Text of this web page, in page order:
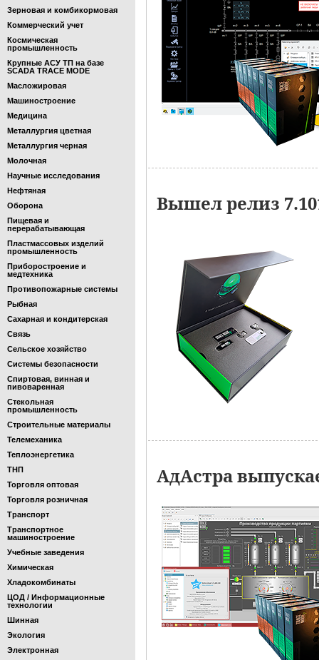
Зерновая и комбикормовая
Коммерческий учет
Космическая
промышленность
Крупные АСУ ТП на базе
SCADA TRACE MODE
Масложировая
Машиностроение
Медицина
Металлургия цветная
Металлургия черная
Молочная
Научные исследования
Нефтяная
Оборона
Пищевая и
перерабатывающая
Пластмассовых изделий
промышленность
Приборостроение и
медтехника
Противопожарные системы
Рыбная
Сахарная и кондитерская
Связь
Сельское хозяйство
Системы безопасности
Спиртовая, винная и
пивоваренная
Стекольная
промышленность
Строительные материалы
Телемеханика
Теплоэнергетика
ТНП
Торговля оптовая
Торговля розничная
Транспорт
Транспортное
машиностроение
Учебные заведения
Химическая
Хладокомбинаты
ЦОД / Информационные
технологии
Шинная
Экология
Электронная
Вышел релиз
АдАстра